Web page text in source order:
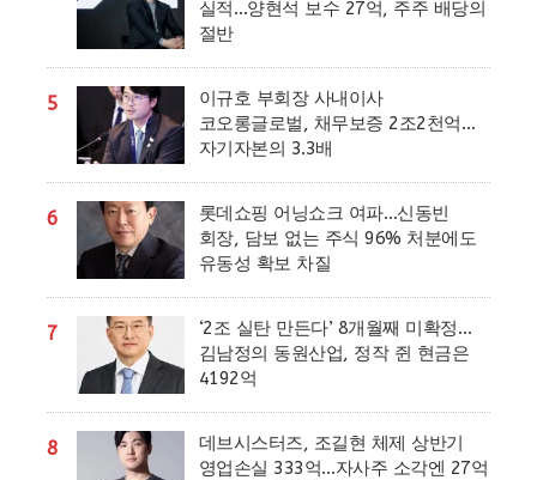
실적…양현석 보수 27억, 주주 배당의
절반
5
이규호 부회장 사내이사
코오롱글로벌, 채무보증 2조2천억…
자기자본의 3.3배
6
롯데쇼핑 어닝쇼크 여파…신동빈
회장, 담보 없는 주식 96% 처분에도
유동성 확보 차질
7
‘2조 실탄 만든다’ 8개월째 미확정…
김남정의 동원산업, 정작 쥔 현금은
4192억
8
데브시스터즈, 조길현 체제 상반기
영업손실 333억…자사주 소각엔 27억